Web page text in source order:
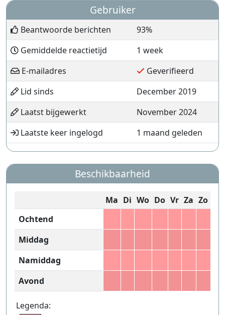
Gebruiker
Beantwoorde berichten
93%
Gemiddelde reactietijd
1 week
E-mailadres
Geverifieerd
Lid sinds
December 2019
Laatst bijgewerkt
November 2024
Laatste keer ingelogd
1 maand geleden
Beschikbaarheid
Ma Di Wo Do Vr Za Zo
Ochtend
Middag
Namiddag
Avond
Legenda: